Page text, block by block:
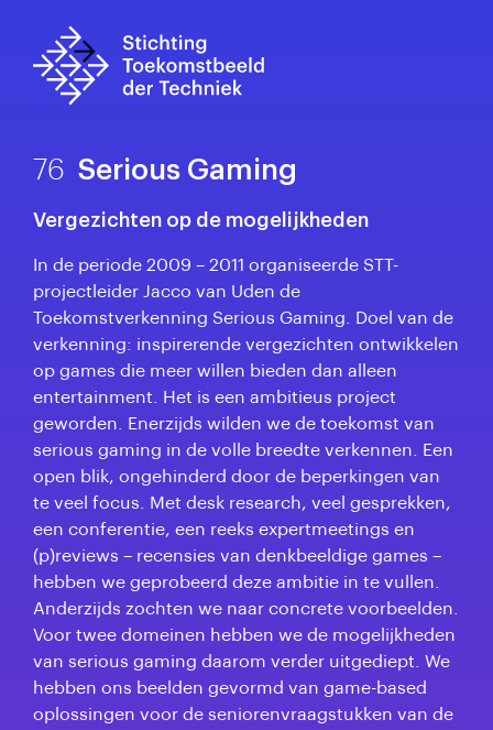
76 Serious Gaming
Vergezichten op de mogelijkheden
In de periode 2009 – 2011 organiseerde STT-
projectleider Jacco van Uden de
Toekomstverkenning Serious Gaming. Doel van de
verkenning: inspirerende vergezichten ontwikkelen
op games die meer willen bieden dan alleen
entertainment. Het is een ambitieus project
geworden. Enerzijds wilden we de toekomst van
serious gaming in de volle breedte verkennen. Een
open blik, ongehinderd door de beperkingen van
te veel focus. Met desk research, veel gesprekken,
een conferentie, een reeks expertmeetings en
(p)reviews – recensies van denkbeeldige games –
hebben we geprobeerd deze ambitie in te vullen.
Anderzijds zochten we naar concrete voorbeelden.
Voor twee domeinen hebben we de mogelijkheden
van serious gaming daarom verder uitgediept. We
hebben ons beelden gevormd van game-based
oplossingen voor de seniorenvraagstukken van de